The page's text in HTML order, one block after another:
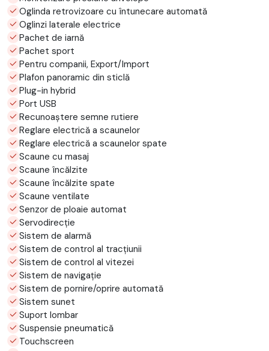
Oglinda retrovizoare cu întunecare automată
Oglinzi laterale electrice
Pachet de iarnă
Pachet sport
Pentru companii, Export/Import
Plafon panoramic din sticlă
Plug-in hybrid
Port USB
Recunoaștere semne rutiere
Reglare electrică a scaunelor
Reglare electrică a scaunelor spate
Scaune cu masaj
Scaune încălzite
Scaune încălzite spate
Scaune ventilate
Senzor de ploaie automat
Servodirecție
Sistem de alarmă
Sistem de control al tracțiunii
Sistem de control al vitezei
Sistem de navigație
Sistem de pornire/oprire automată
Sistem sunet
Suport lombar
Suspensie pneumatică
Touchscreen